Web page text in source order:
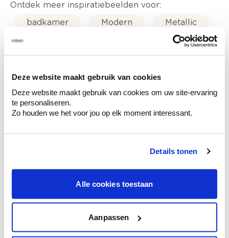
Deze website maakt gebruik van cookies
Deze website maakt gebruik van cookies om uw site-ervaring
te personaliseren.
Zo houden we het voor jou op elk moment interessant.
Details tonen
Alle cookies toestaan
Aanpassen
Ontdek meer inspiratiebeelden voor:
badkamer
Modern Metallic
Kleuradvies aan huis
Krijg kleuradvies op basis van de lichtinval
Krijg ineens een technologische check-up
van je muren.